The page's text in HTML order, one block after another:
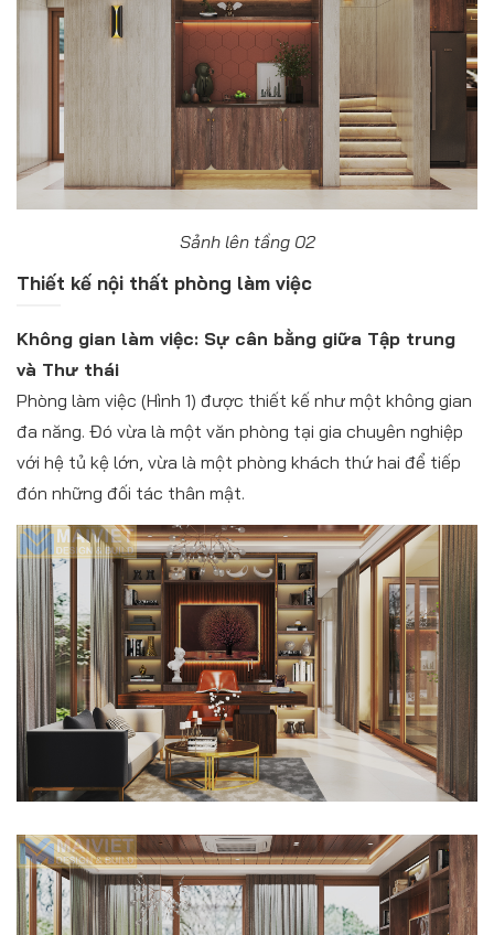
Sảnh lên tầng 02
Thiết kế nội thất phòng làm việc
Không gian làm việc: Sự cân bằng giữa Tập trung
và Thư thái
Phòng làm việc (Hình 1) được thiết kế như một không gian
đa năng. Đó vừa là một văn phòng tại gia chuyên nghiệp
với hệ tủ kệ lớn, vừa là một phòng khách thứ hai để tiếp
đón những đối tác thân mật.